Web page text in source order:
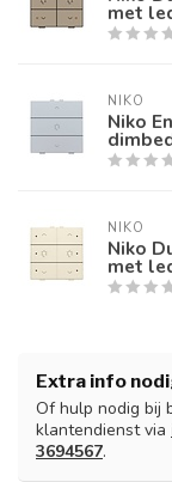
met
NIKO
Niko
NIKO
Niko
met
Extra info
Of hulp nodig bij
klantendienst via
3694567.